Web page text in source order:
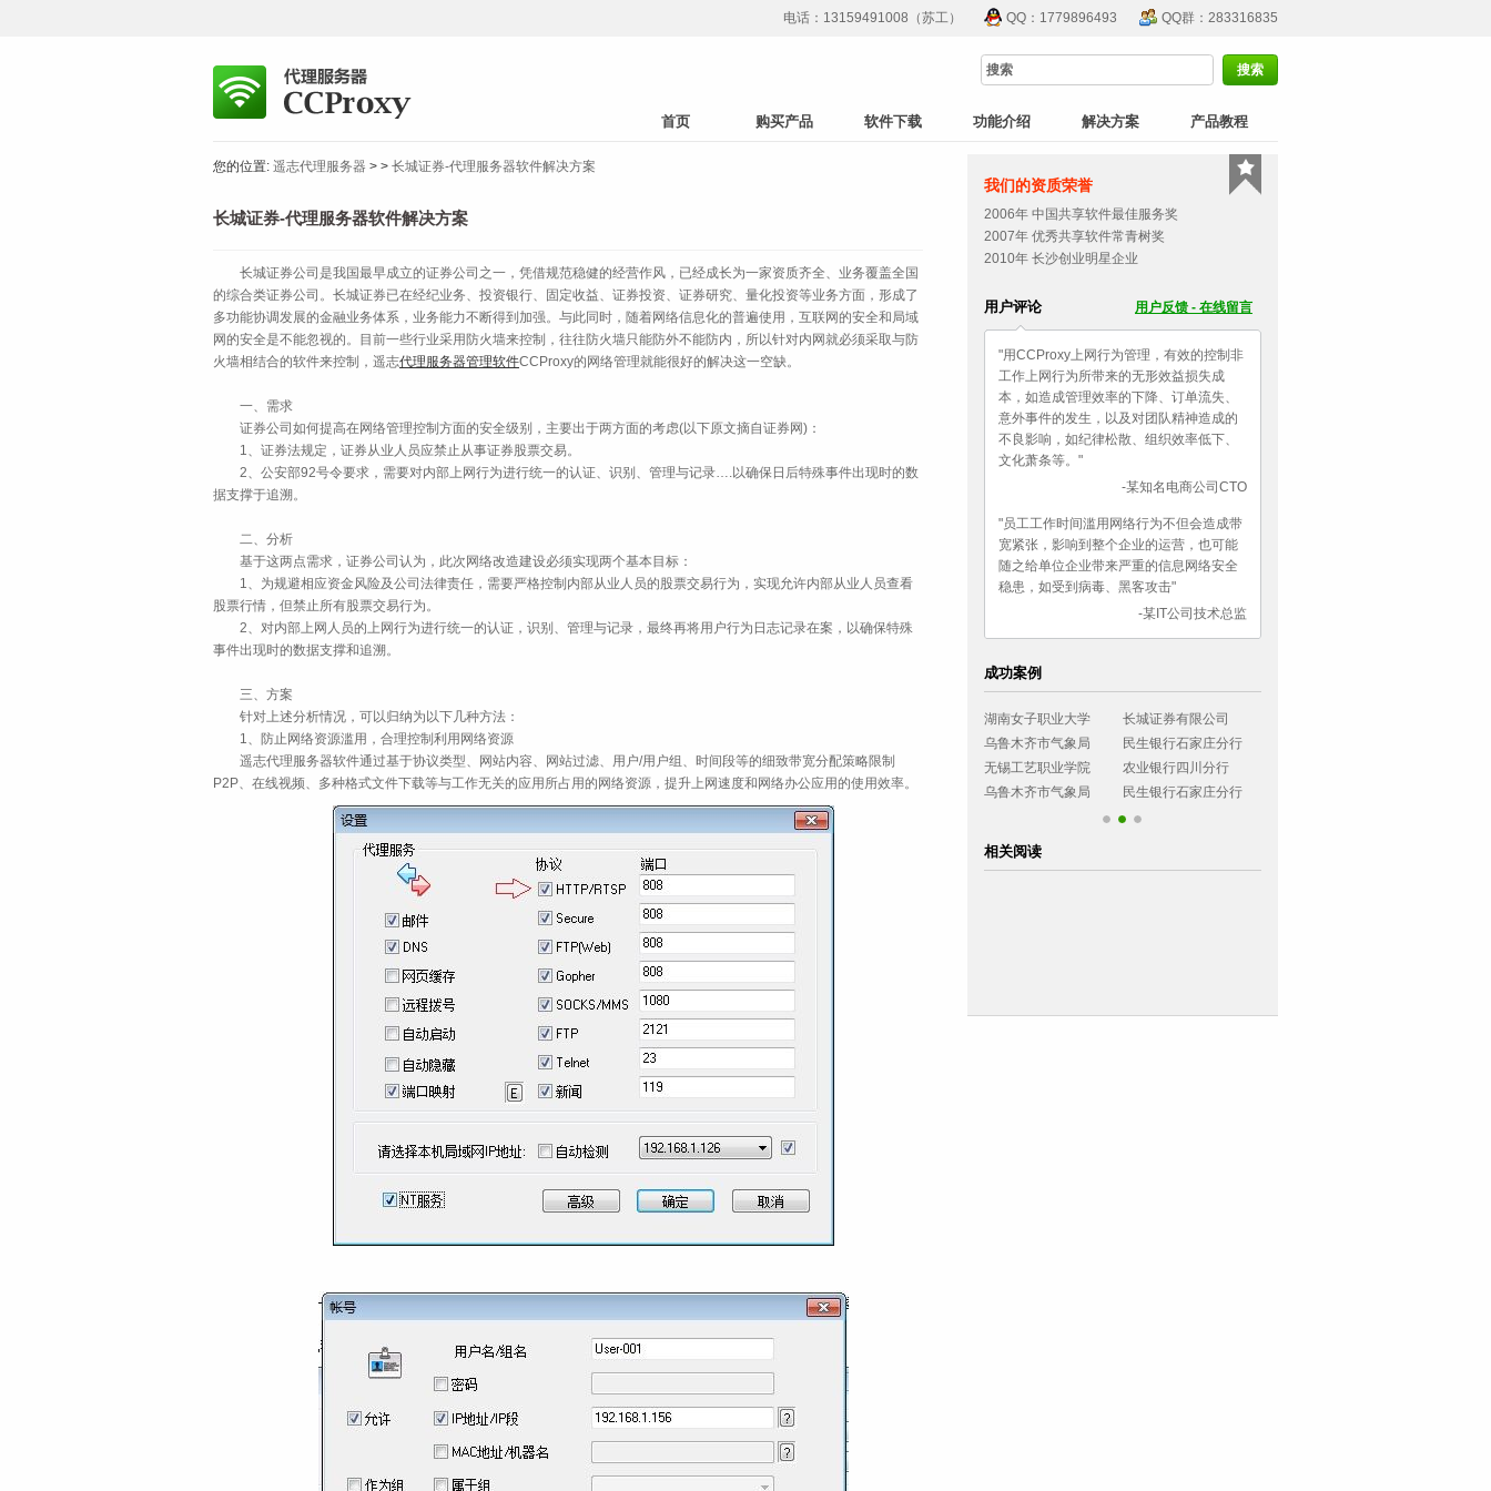
电话：13159491008（苏工） QQ：1779896493 QQ群：283316835
首页 购买产品 软件下载 功能介绍 解决方案 产品教程
您的位置: 遥志代理服务器 > > 长城证券-代理服务器软件解决方案
长城证券-代理服务器软件解决方案
长城证券公司是我国最早成立的证券公司之一，凭借规范稳健的经营作风，已经成长为一家资质齐全、业务覆盖全国
的综合类证券公司。长城证券已在经纪业务、投资银行、固定收益、证券投资、证券研究、量化投资等业务方面，形成了
多功能协调发展的金融业务体系，业务能力不断得到加强。与此同时，随着网络信息化的普遍使用，互联网的安全和局域
网的安全是不能忽视的。目前一些行业采用防火墙来控制，往往防火墙只能防外不能防内，所以针对内网就必须采取与防
火墙相结合的软件来控制，遥志代理服务器管理软件CCProxy的网络管理就能很好的解决这一空缺。
一、需求
证券公司如何提高在网络管理控制方面的安全级别，主要出于两方面的考虑(以下原文摘自证券网)：
1、证券法规定，证券从业人员应禁止从事证券股票交易。
2、公安部92号令要求，需要对内部上网行为进行统一的认证、识别、管理与记录….以确保日后特殊事件出现时的数
据支撑于追溯。
二、分析
基于这两点需求，证券公司认为，此次网络改造建设必须实现两个基本目标：
1、为规避相应资金风险及公司法律责任，需要严格控制内部从业人员的股票交易行为，实现允许内部从业人员查看
股票行情，但禁止所有股票交易行为。
2、对内部上网人员的上网行为进行统一的认证，识别、管理与记录，最终再将用户行为日志记录在案，以确保特殊
事件出现时的数据支撑和追溯。
三、方案
针对上述分析情况，可以归纳为以下几种方法：
1、防止网络资源滥用，合理控制利用网络资源
遥志代理服务器软件通过基于协议类型、网站内容、网站过滤、用户/用户组、时间段等的细致带宽分配策略限制
P2P、在线视频、多种格式文件下载等与工作无关的应用所占用的网络资源，提升上网速度和网络办公应用的使用效率。
我们的资质荣誉
2006年 中国共享软件最佳服务奖
2007年 优秀共享软件常青树奖
2010年 长沙创业明星企业
用户评论 用户反馈 - 在线留言
"用CCProxy上网行为管理，有效的控制非
工作上网行为所带来的无形效益损失成
本，如造成管理效率的下降、订单流失、
意外事件的发生，以及对团队精神造成的
不良影响，如纪律松散、组织效率低下、
文化萧条等。"
-某知名电商公司CTO
"员工工作时间滥用网络行为不但会造成带
宽紧张，影响到整个企业的运营，也可能
随之给单位企业带来严重的信息网络安全
稳患，如受到病毒、黑客攻击"
-某IT公司技术总监
成功案例
美的集团
西安喜来登大酒店
云南省体育科研所
九牧实业有限公司
湖南女子职业大学
长城证券有限公司
乌鲁木齐市气象局
民生银行石家庄分行
无锡工艺职业学院
农业银行四川分行
乌鲁木齐市气象局
民生银行石家庄分行
相关阅读